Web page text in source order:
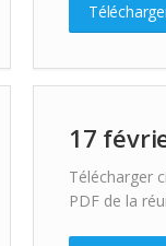
17
Télécharger
PDF de la